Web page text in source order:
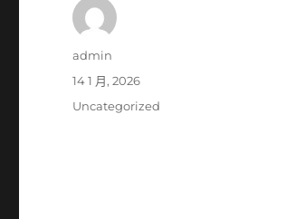
作
admin
發
14 1 月, 2026
分
Uncategorized